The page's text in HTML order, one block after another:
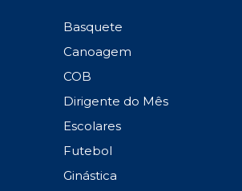
Basquete
Canoagem
COB
Dirigente do Mês
Escolares
Futebol
Ginástica